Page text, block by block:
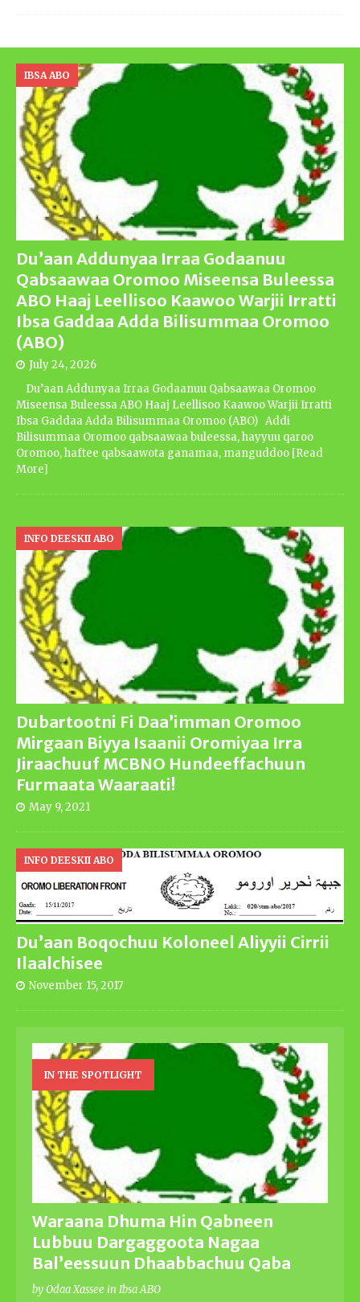
Du’aan Addunyaa Irraa Godaanuu
Qabsaawaa Oromoo Miseensa Buleessa
ABO Haaj Leellisoo Kaawoo Warjii Irratti
Ibsa Gaddaa Adda Bilisummaa Oromoo
(ABO)
IBSA ABO
July 24, 2026
Du’aan Addunyaa Irraa Godaanuu Qabsaawaa Oromoo
Miseensa Buleessa ABO Haaj Leellisoo Kaawoo Warjii Irratti
Ibsa Gaddaa Adda Bilisummaa Oromoo (ABO) Addi
Bilisummaa Oromoo qabsaawaa buleessa, hayyuu qaroo
Oromoo, haftee qabsaawota ganamaa, manguddoo [Read
More]
Dubartootni Fi Daa’imman Oromoo
Mirgaan Biyya Isaanii Oromiyaa Irra
Jiraachuuf MCBNO Hundeeffachuun
Furmaata Waaraati!
INFO DEESKII ABO
May 9, 2021
Du’aan Boqochuu Koloneel Aliyyii Cirrii
Ilaalchisee
INFO DEESKII ABO
November 15, 2017
IN THE SPOTLIGHT
Waraana Dhuma Hin Qabneen
Lubbuu Dargaggoota Nagaa
Bal’eessuun Dhaabbachuu Qaba
by Odaa Xassee in Ibsa ABO